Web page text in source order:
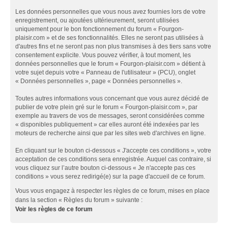
Les données personnelles que vous nous avez fournies lors de votre
enregistrement, ou ajoutées ultérieurement, seront utilisées
uniquement pour le bon fonctionnement du forum « Fourgon-
plaisir.com » et de ses fonctionnalités. Elles ne seront pas utilisées à
d'autres fins et ne seront pas non plus transmises à des tiers sans votre
consentement explicite. Vous pouvez vérifier, à tout moment, les
données personnelles que le forum « Fourgon-plaisir.com » détient à
votre sujet depuis votre « Panneau de l'utilisateur » (PCU), onglet
« Données personnelles », page « Données personnelles ».
Toutes autres informations vous concernant que vous aurez décidé de
publier de votre plein gré sur le forum « Fourgon-plaisir.com », par
exemple au travers de vos de messages, seront considérées comme
« disponibles publiquement » car elles auront été indexées par les
moteurs de recherche ainsi que par les sites web d'archives en ligne.
En cliquant sur le bouton ci-dessous « J'accepte ces conditions », votre
acceptation de ces conditions sera enregistrée. Auquel cas contraire, si
vous cliquez sur l’autre bouton ci-dessous « Je n'accepte pas ces
conditions » vous serez redirigé(e) sur la page d'accueil de ce forum.
Vous vous engagez à respecter les règles de ce forum, mises en place
dans la section « Règles du forum » suivante :
Voir les règles de ce forum